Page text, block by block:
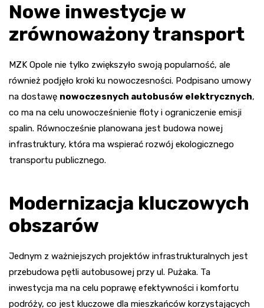
Nowe inwestycje w
zrównoważony transport
MZK Opole nie tylko zwiększyło swoją popularność, ale
również podjęło kroki ku nowoczesności. Podpisano umowy
na dostawę nowoczesnych autobusów elektrycznych,
co ma na celu unowocześnienie floty i ograniczenie emisji
spalin. Równocześnie planowana jest budowa nowej
infrastruktury, która ma wspierać rozwój ekologicznego
transportu publicznego.
Modernizacja kluczowych
obszarów
Jednym z ważniejszych projektów infrastrukturalnych jest
przebudowa pętli autobusowej przy ul. Pużaka. Ta
inwestycja ma na celu poprawę efektywności i komfortu
podróży, co jest kluczowe dla mieszkańców korzystających